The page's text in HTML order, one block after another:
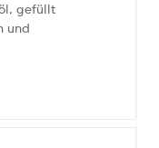
gefüllt
und